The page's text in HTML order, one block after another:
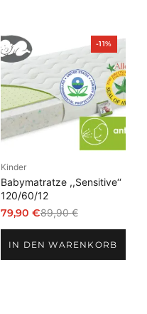
-11%Produkt
im
Angebot
Kinder
Babymatratze ,,Sensitive‘‘
120/60/12
89,90€
Ursprünglicher
war:
79,90 €
Aktueller
ist:IN DEN WARENKORB